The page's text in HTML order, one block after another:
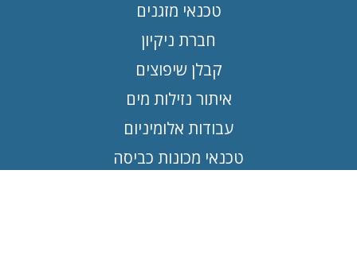
טכנאי מזגנים
חברת ניקיון
קבלן שיפוצים
איתור נזילות מים
עבודות אלומיניום
טכנאי מכונות כביסה